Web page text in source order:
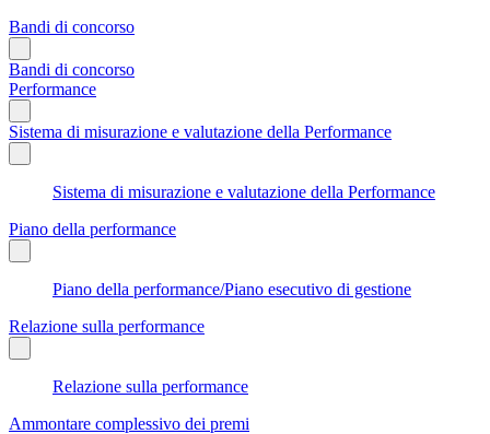
Bandi di concorso
Bandi di concorso
Performance
Sistema di misurazione e valutazione della Performance
Sistema di misurazione e valutazione della Performance
Piano della performance
Piano della performance/Piano esecutivo di gestione
Relazione sulla performance
Relazione sulla performance
Ammontare complessivo dei premi